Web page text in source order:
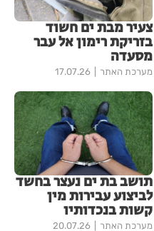
צעיר מבת ים חשוד
בזריקת רימון אל עבר
מסעדה
מערכת האתר 17.07.26
תושב בת ים נעצר בחשד
לביצוע עבירות מין
קשות בנכדותיו
מערכת האתר 20.07.26